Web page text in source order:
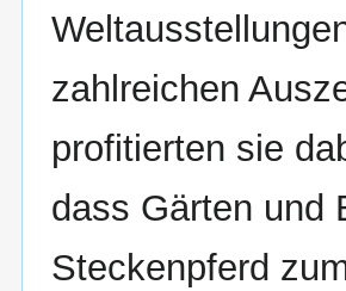
zahlreichen
profitierten sie
dass Gärten und
Steckenpferd